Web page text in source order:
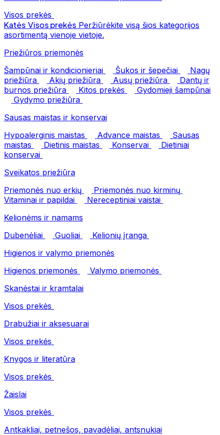
Visos prekės
Katės Visos prekės Peržiūrėkite visą šios kategorijos
asortimentą vienoje vietoje.
Priežiūros priemonės
Šampūnai ir kondicionieriai
Šukos ir šepečiai
Nagų
priežiūra
Akių priežiūra Ausų priežiūra
Dantų ir
burnos priežiūra
Kitos prekės
Gydomieji šampūnai
Gydymo priežiūra
Sausas maistas ir konservai
Hypoalerginis maistas
Advance maistas
Sausas
maistas
Dietinis maistas Konservai
Dietiniai
konservai
Sveikatos priežiūra
Priemonės nuo erkių
Priemonės nuo kirminų
Vitaminai ir papildai
Nereceptiniai vaistai
Kelionėms ir namams
Dubenėliai
Guoliai
Kelionių įranga
Higienos ir valymo priemonės
Higienos priemonės
Valymo priemonės
Skanėstai ir kramtalai
Visos prekės
Drabužiai ir aksesuarai
Visos prekės
Knygos ir literatūra
Visos prekės
Žaislai
Visos prekės
Antkakliai, petnešos, pavadėliai, antsnukiai